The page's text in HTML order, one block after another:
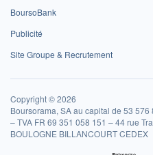
BoursoBank
Publicité
Site Groupe & Recrutement
Copyright © 2026
Boursorama, SA au capital de 53
– TVA FR 69 351 058 151 – 44 rue
BOULOGNE BILLANCOURT CEDEX